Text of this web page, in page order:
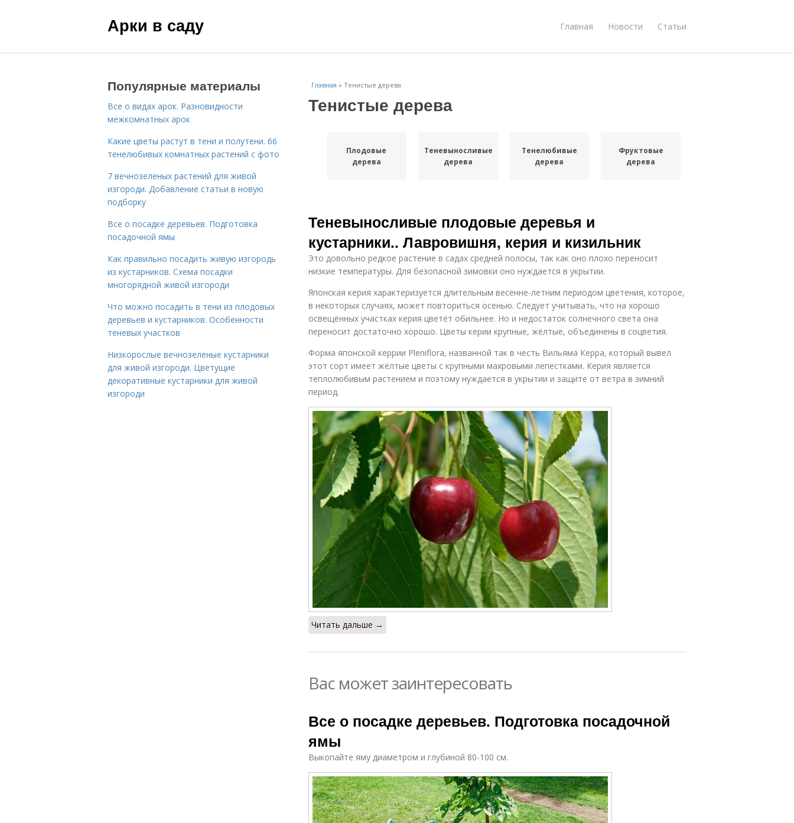
Арки в саду Главная Новости Статьи
Главная » Тенистые дерева
Тенистые дерева
Плодовые
дерева
Теневыносливые
дерева
Тенелюбивые
дерева
Фруктовые
дерева
Теневыносливые плодовые деревья и
кустарники.. Лавровишня, керия и кизильник
Это довольно редкое растение в садах средней полосы, так как оно плохо переносит
низкие температуры. Для безопасной зимовки оно нуждается в укрытии.
Японская керия характеризуется длительным весенне-летним периодом цветения, которое,
в некоторых случаях, может повториться осенью. Следует учитывать, что на хорошо
освещённых участках керия цветёт обильнее. Но и недостаток солнечного света она
переносит достаточно хорошо. Цветы керии крупные, жёлтые, объединены в соцветия.
Форма японской керрии Pleniflora, названной так в честь Вильяма Керра, который вывел
этот сорт имеет жёлтые цветы с крупными махровыми лепестками. Керия является
теплолюбивым растением и поэтому нуждается в укрытии и защите от ветра в зимний
период.
Читать дальше →
Вас может заинтересовать
Все о посадке деревьев. Подготовка посадочной
ямы
Выкопайте яму диаметром и глубиной 80-100 см.
Популярные материалы
Все о видах арок. Разновидности
межкомнатных арок
Какие цветы растут в тени и полутени. 66
тенелюбивых комнатных растений с фото
7 вечнозеленых растений для живой
изгороди. Добавление статьи в новую
подборку
Все о посадке деревьев. Подготовка
посадочной ямы
Как правильно посадить живую изгородь
из кустарников. Схема посадки
многорядной живой изгороди
Что можно посадить в тени из плодовых
деревьев и кустарников. Особенности
теневых участков
Низкорослые вечнозеленые кустарники
для живой изгороди. Цветущие
декоративные кустарники для живой
изгороди